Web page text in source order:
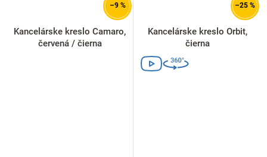
–9 %
Kancelárske kreslo Camaro,
červená / čierna
–25 %
Kancelárske kreslo Orbit,
čierna